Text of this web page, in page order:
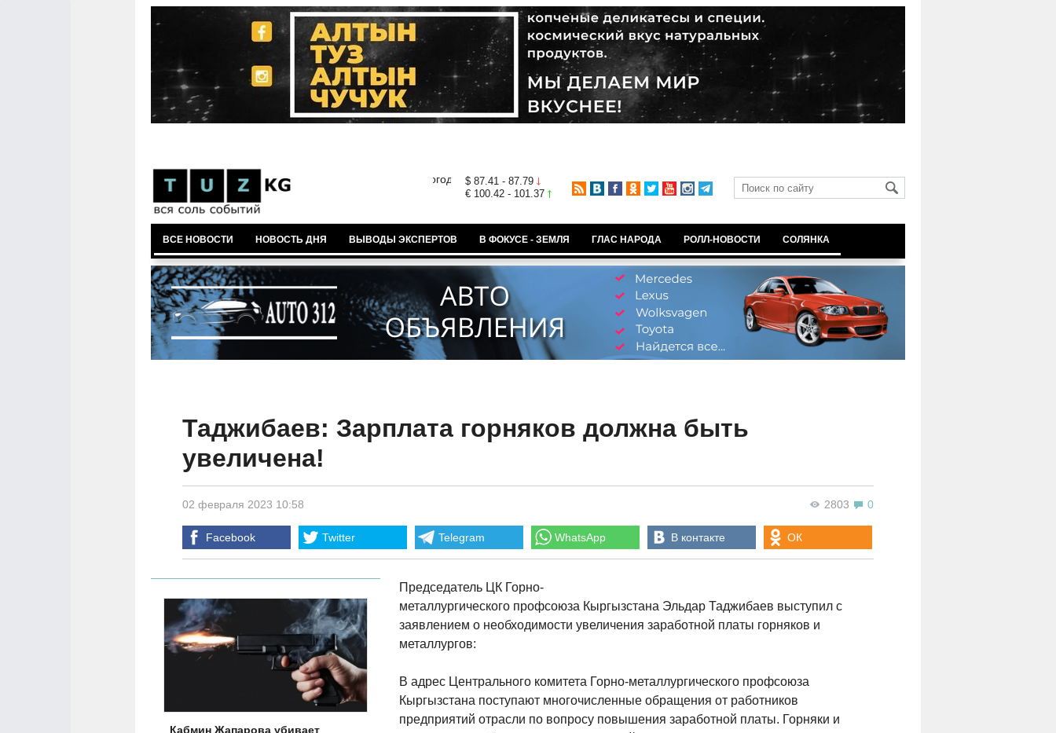
$ 87.41 - 87.79
€ 100.42 - 101.37
ВСЕ НОВОСТИ НОВОСТЬ ДНЯ ВЫВОДЫ ЭКСПЕРТОВ В ФОКУСЕ - ЗЕМЛЯ ГЛАС НАРОДА РОЛЛ-НОВОСТИ СОЛЯНКА
Таджибаев: Зарплата горняков должна быть
увеличена!
2803 0
02 февраля 2023 10:58
Facebook Twitter Telegram WhatsApp В контакте ОК
Кабмин Жапарова убивает
Председатель ЦК Горно-
металлургического профсоюза Кыргызстана Эльдар Таджибаев выступил с
заявлением о необходимости увеличения заработной платы горняков и
металлургов:
В адрес Центрального комитета Горно-металлургического профсоюза
Кыргызстана поступают многочисленные обращения от работников
предприятий отрасли по вопросу повышения заработной платы. Горняки и